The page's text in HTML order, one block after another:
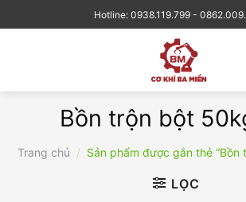
to
Hotline: 0938.119.799 -
Bồn trộn bột
Trang chủ / Sản phẩm được gắn thẻ
LỌC